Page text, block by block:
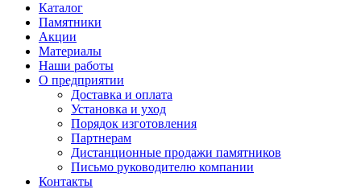
Каталог
Памятники
Акции
Материалы
Наши работы
О предприятии
Доставка и оплата
Установка и уход
Порядок изготовления
Партнерам
Дистанционные продажи памятников
Письмо руководителю компании
Контакты